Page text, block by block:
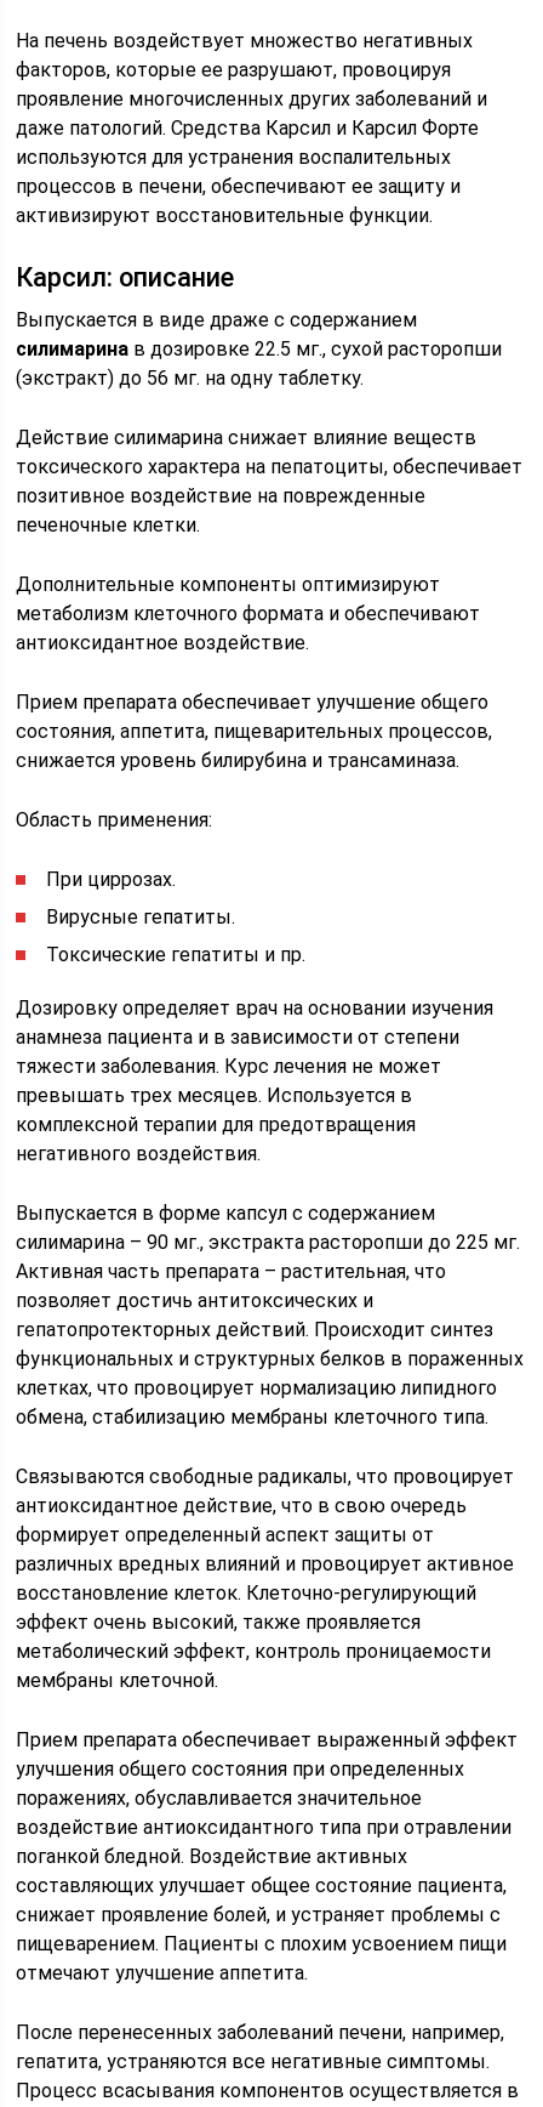
На печень воздействует множество негативных
факторов, которые ее разрушают, провоцируя
проявление многочисленных других заболеваний и
даже патологий. Средства Карсил и Карсил Форте
используются для устранения воспалительных
процессов в печени, обеспечивают ее защиту и
активизируют восстановительные функции.
Карсил: описание
Выпускается в виде драже с содержанием
силимарина в дозировке 22.5 мг., сухой расторопши
(экстракт) до 56 мг. на одну таблетку.
Действие силимарина снижает влияние веществ
токсического характера на пепатоциты, обеспечивает
позитивное воздействие на поврежденные
печеночные клетки.
Дополнительные компоненты оптимизируют
метаболизм клеточного формата и обеспечивают
антиоксидантное воздействие.
Прием препарата обеспечивает улучшение общего
состояния, аппетита, пищеварительных процессов,
снижается уровень билирубина и трансаминаза.
Область применения:
При циррозах.
Вирусные гепатиты.
Токсические гепатиты и пр.
Дозировку определяет врач на основании изучения
анамнеза пациента и в зависимости от степени
тяжести заболевания. Курс лечения не может
превышать трех месяцев. Используется в
комплексной терапии для предотвращения
негативного воздействия.
Выпускается в форме капсул с содержанием
силимарина – 90 мг., экстракта расторопши до 225 мг.
Активная часть препарата – растительная, что
позволяет достичь антитоксических и
гепатопротекторных действий. Происходит синтез
функциональных и структурных белков в пораженных
клетках, что провоцирует нормализацию липидного
обмена, стабилизацию мембраны клеточного типа.
Связываются свободные радикалы, что провоцирует
антиоксидантное действие, что в свою очередь
формирует определенный аспект защиты от
различных вредных влияний и провоцирует активное
восстановление клеток. Клеточно-регулирующий
эффект очень высокий, также проявляется
метаболический эффект, контроль проницаемости
мембраны клеточной.
Прием препарата обеспечивает выраженный эффект
улучшения общего состояния при определенных
поражениях, обуславливается значительное
воздействие антиоксидантного типа при отравлении
поганкой бледной. Воздействие активных
составляющих улучшает общее состояние пациента,
снижает проявление болей, и устраняет проблемы с
пищеварением. Пациенты с плохим усвоением пищи
отмечают улучшение аппетита.
После перенесенных заболеваний печени, например,
гепатита, устраняются все негативные симптомы.
Процесс всасывания компонентов осуществляется в